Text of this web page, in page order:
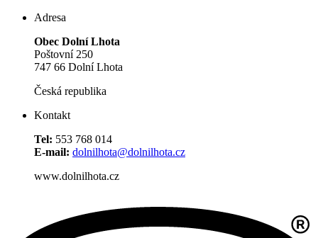
Adresa
Obec Dolní Lhota
Poštovní 250
747 66 Dolní Lhota
Česká republika
Kontakt
Tel: 553 768 014
E-mail: dolnilhota@dolnilhota.cz
www.dolnilhota.cz